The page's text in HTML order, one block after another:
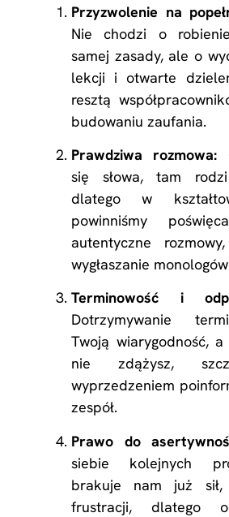
Przyzwolenie na
Nie chodzi o
samej zasady, ale o
lekcji i otwarte
resztą
budowaniu zaufania.
Prawdziwa rozmowa:
się słowa, tam
dlatego w
powinniśmy
autentyczne
wygłaszanie
Terminowość i
Dotrzymywanie
Twoją wiarygodność,
nie zdążysz,
wyprzedzeniem
zespół.
Prawo do
siebie kolejnych
brakuje nam już
frustracji, dlatego